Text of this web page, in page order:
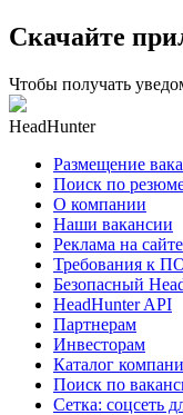
Скачайте
Чтобы получать
HeadHunter
Размещение
Поиск по
О компании
Наши вакансии
Реклама на сайте
Требования к
Безопасный
HeadHunter API
Партнерам
Инвесторам
Каталог
Поиск по
Сетка: соцсеть